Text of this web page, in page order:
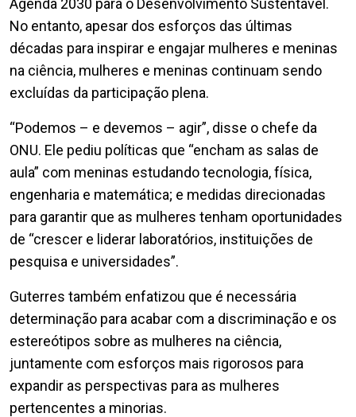
Agenda 2030 para o Desenvolvimento Sustentável.
No entanto, apesar dos esforços das últimas
décadas para inspirar e engajar mulheres e meninas
na ciência, mulheres e meninas continuam sendo
excluídas da participação plena.
“Podemos – e devemos – agir”, disse o chefe da
ONU. Ele pediu políticas que “encham as salas de
aula” com meninas estudando tecnologia, física,
engenharia e matemática; e medidas direcionadas
para garantir que as mulheres tenham oportunidades
de “crescer e liderar laboratórios, instituições de
pesquisa e universidades”.
Guterres também enfatizou que é necessária
determinação para acabar com a discriminação e os
estereótipos sobre as mulheres na ciência,
juntamente com esforços mais rigorosos para
expandir as perspectivas para as mulheres
pertencentes a minorias.